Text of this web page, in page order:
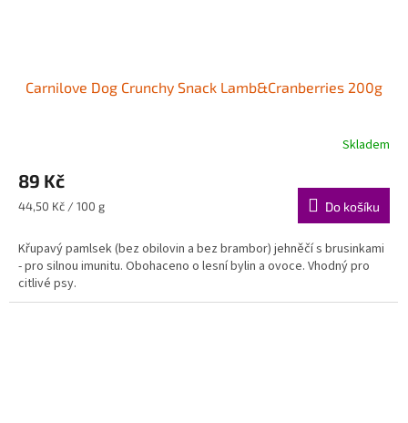
Carnilove Dog Crunchy Snack Lamb&Cranberries 200g
Skladem
89 Kč
Měrná
44,50 Kč / 100 g Do košíku
Křupavý pamlsek (bez obilovin a bez brambor) jehněčí s brusinkami
- pro silnou imunitu. Obohaceno o lesní bylin a ovoce. Vhodný pro
citlivé psy.